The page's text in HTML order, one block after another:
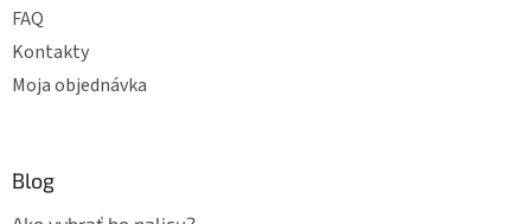
FAQ
Kontakty
Moja objednávka
Blog